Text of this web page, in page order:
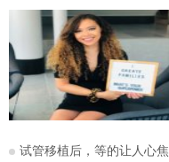
试管移植后，等的让人心焦的胎心和胎芽，何时会出现？